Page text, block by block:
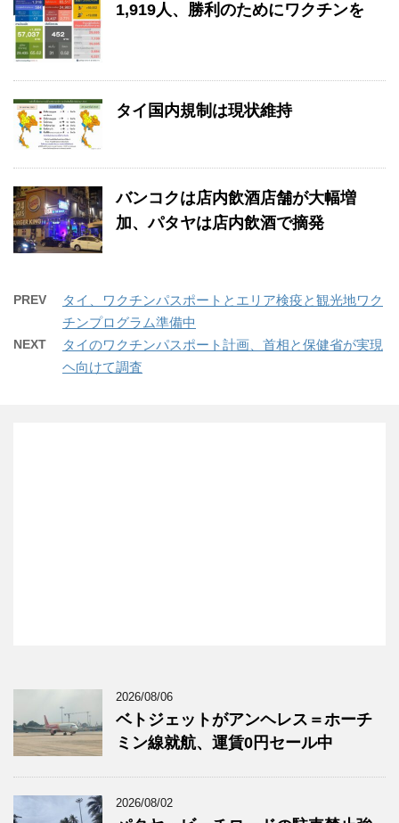
1,919人、勝利のためにワクチンを
タイ国内規制は現状維持
バンコクは店内飲酒店舗が大幅増
加、パタヤは店内飲酒で摘発
PREV
タイ、ワクチンパスポートとエリア検疫と観光地ワク
チンプログラム準備中
NEXT
タイのワクチンパスポート計画、首相と保健省が実現
ヘ向けて調査
2026/08/06
ベトジェットがアンヘレス＝ホーチ
ミン線就航、運賃0円セール中
2026/08/02